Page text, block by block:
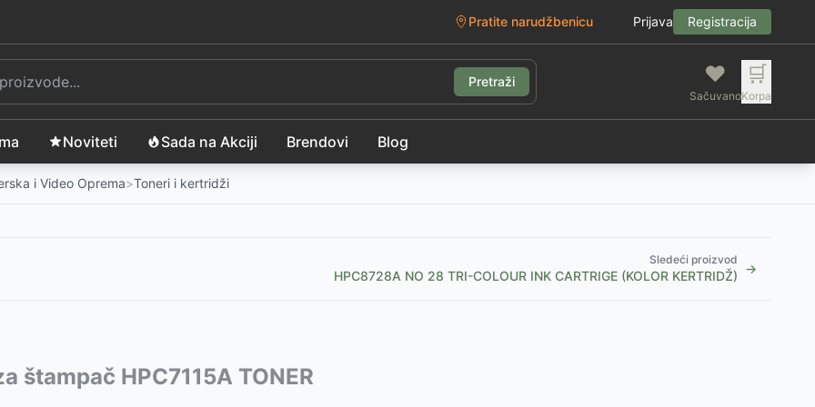
Pratite narudžbenicu Prijava Registracija
Pretraži ❤️
Sačuvano
🛒
Korpa
Noviteti Sada na Akciji Brendovi Blog
i Video Oprema>Toneri i kertridži
Sledeći proizvod
HPC8728A NO 28 TRI-COLOUR INK CARTRIGE (KOLOR KERTRIDŽ) →
-1999RSD
RSD
RSD
štampač HPC7115A TONER